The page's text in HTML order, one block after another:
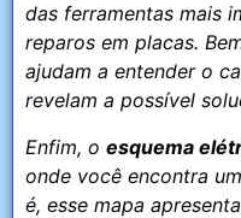
das ferramentas mais
reparos em placas.
ajudam a entender o
revelam a possível
Enfim, o esquema
onde você encontra
é, esse mapa